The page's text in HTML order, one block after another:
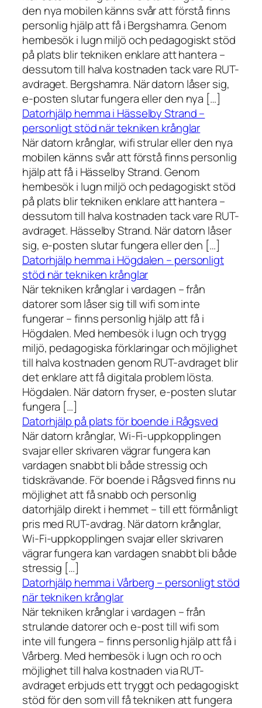
den nya mobilen känns svår att förstå finns
personlig hjälp att få i Bergshamra. Genom
hembesök i lugn miljö och pedagogiskt stöd
på plats blir tekniken enklare att hantera –
dessutom till halva kostnaden tack vare RUT-
avdraget. Bergshamra. När datorn låser sig,
e-posten slutar fungera eller den nya […]
Datorhjälp hemma i Hässelby Strand –
personligt stöd när tekniken krånglar
När datorn krånglar, wifi strular eller den nya
mobilen känns svår att förstå finns personlig
hjälp att få i Hässelby Strand. Genom
hembesök i lugn miljö och pedagogiskt stöd
på plats blir tekniken enklare att hantera –
dessutom till halva kostnaden tack vare RUT-
avdraget. Hässelby Strand. När datorn låser
sig, e-posten slutar fungera eller den […]
Datorhjälp hemma i Högdalen – personligt
stöd när tekniken krånglar
När tekniken krånglar i vardagen – från
datorer som låser sig till wifi som inte
fungerar – finns personlig hjälp att få i
Högdalen. Med hembesök i lugn och trygg
miljö, pedagogiska förklaringar och möjlighet
till halva kostnaden genom RUT-avdraget blir
det enklare att få digitala problem lösta.
Högdalen. När datorn fryser, e-posten slutar
fungera […]
Datorhjälp på plats för boende i Rågsved
När datorn krånglar, Wi-Fi-uppkopplingen
svajar eller skrivaren vägrar fungera kan
vardagen snabbt bli både stressig och
tidskrävande. För boende i Rågsved finns nu
möjlighet att få snabb och personlig
datorhjälp direkt i hemmet – till ett förmånligt
pris med RUT-avdrag. När datorn krånglar,
Wi-Fi-uppkopplingen svajar eller skrivaren
vägrar fungera kan vardagen snabbt bli både
stressig […]
Datorhjälp hemma i Vårberg – personligt stöd
när tekniken krånglar
När tekniken krånglar i vardagen – från
strulande datorer och e-post till wifi som
inte vill fungera – finns personlig hjälp att få i
Vårberg. Med hembesök i lugn och ro och
möjlighet till halva kostnaden via RUT-
avdraget erbjuds ett tryggt och pedagogiskt
stöd för den som vill få tekniken att fungera